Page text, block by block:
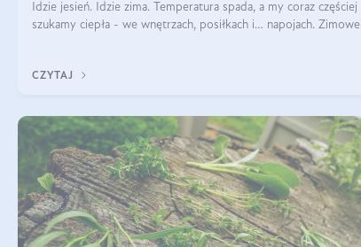
Idzie jesień. Idzie zima. Temperatura spada, a my coraz częściej
szukamy ciepła - we wnętrzach, posiłkach i… napojach. Zimowe
CZYTAJ